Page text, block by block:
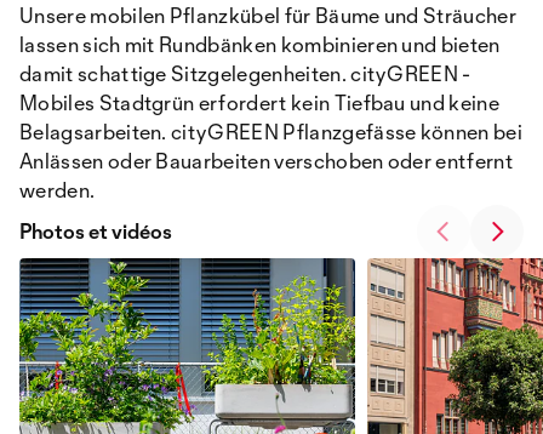
Unsere mobilen Pflanzkübel für Bäume und Sträucher
lassen sich mit Rundbänken kombinieren und bieten
damit schattige Sitzgelegenheiten. cityGREEN -
Mobiles Stadtgrün erfordert kein Tiefbau und keine
Belagsarbeiten. cityGREEN Pflanzgefässe können bei
Anlässen oder Bauarbeiten verschoben oder entfernt
werden.
Photos et vidéos